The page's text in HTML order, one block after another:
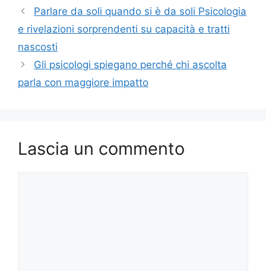
Parlare da soli quando si è da soli Psicologia
e rivelazioni sorprendenti su capacità e tratti
nascosti
Gli psicologi spiegano perché chi ascolta
parla con maggiore impatto
Lascia un commento